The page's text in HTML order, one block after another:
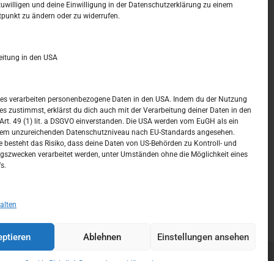
und deine Einwilligung in der Datenschutzerklärung zu einem
zu ändern oder zu widerrufen.
in den USA
verarbeiten personenbezogene Daten in den USA. Indem du der Nutzung
zustimmst, erklärst du dich auch mit der Verarbeitung deiner Daten in den
49 (1) lit. a DSGVO einverstanden. Die USA werden vom EuGH als ein
unzureichenden Datenschutzniveau nach EU-Standards angesehen.
besteht das Risiko, dass deine Daten von US-Behörden zu Kontroll- und
verarbeitet werden, unter Umständen ohne die Möglichkeit eines
Ablehnen Einstellungen ansehen
9 10 11 12 13 14 15
16 17 18 19 20 21
23 24 25 26 27 28 29